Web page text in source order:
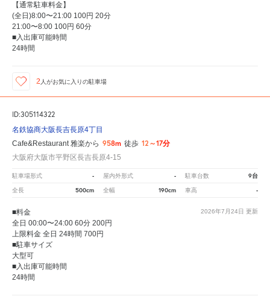
【通常駐車料金】
(全日)8:00〜21:00 100円 20分
21:00〜8:00 100円 60分
■入出庫可能時間
24時間
2 人がお気に入りの駐車場
ID:305114322
名鉄協商大阪長吉長原4丁目
Cafe&Restaurant 雅楽から 958m 徒歩 12～17分
大阪府大阪市平野区長吉長原4-15
駐車場形式 - 屋内外形式 - 駐車台数 9台
全長 500cm 全幅 190cm 車高 -
2026年7月24日 更新
■料金
全日 00:00〜24:00 60分 200円
上限料金 全日 24時間 700円
■駐車サイズ
大型可
■入出庫可能時間
24時間